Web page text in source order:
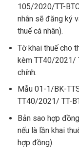
105/2020/TT-
nhân sẽ đăng ký
thuế cá nhân).
Tờ khai thuế cho
kèm TT40/2021/
chính.
Mẫu 01-1/BK-
TT40/2021/ TT-
Bản sao hợp
nếu là lần khai
hợp đồng).